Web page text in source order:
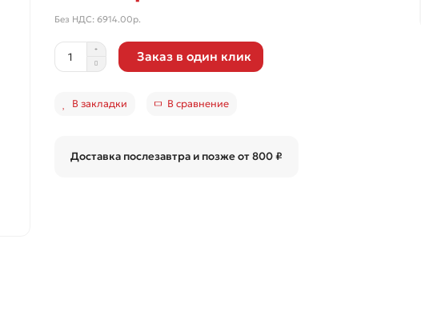
Без НДС: 6914.00р.
Заказ в один клик
В закладки В сравнение
Доставка послезавтра и позже от 800 ₽